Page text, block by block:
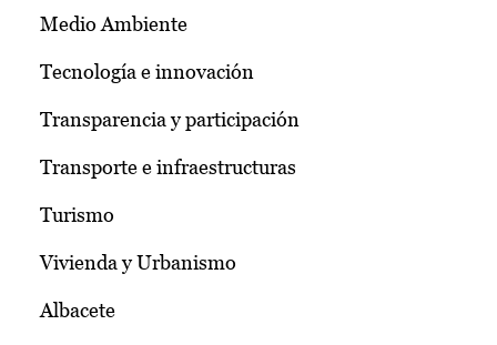
Medio Ambiente
Tecnología e innovación
Transparencia y participación
Transporte e infraestructuras
Turismo
Vivienda y Urbanismo
Albacete